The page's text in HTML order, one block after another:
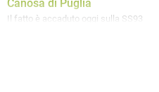
Canosa di Puglia
Il fatto è accaduto oggi sulla SS93